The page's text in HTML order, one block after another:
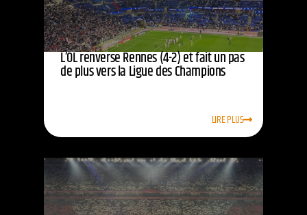
L’OL renverse Rennes (4-2) et fait un pas
de plus vers la Ligue des Champions
LIRE PLUS